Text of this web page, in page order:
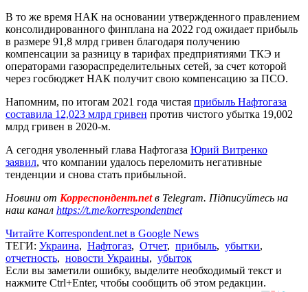
В то же время НАК на основании утвержденного правлением
консолидированного финплана на 2022 год ожидает прибыль
в размере 91,8 млрд гривен благодаря получению
компенсации за разницу в тарифах предприятиями ТКЭ и
операторами газораспределительных сетей, за счет которой
через госбюджет НАК получит свою компенсацию за ПСО.
Напомним, по итогам 2021 года чистая прибыль Нафтогаза
составила 12,023 млрд гривен против чистого убытка 19,002
млрд гривен в 2020-м.
А сегодня уволенный глава Нафтогаза Юрий Витренко
заявил, что компании удалось переломить негативные
тенденции и снова стать прибыльной.
Новини от Корреспондент.netв Telegram. Підписуйтесь на
наш канал https://t.me/korrespondentnet
Читайте Korrespondent.net в Google News
ТЕГИ: Украина, Нафтогаз, Отчет, прибыль, убытки,
отчетность, новости Украины, убыток
Если вы заметили ошибку, выделите необходимый текст и
нажмите Ctrl+Enter, чтобы сообщить об этом редакции.